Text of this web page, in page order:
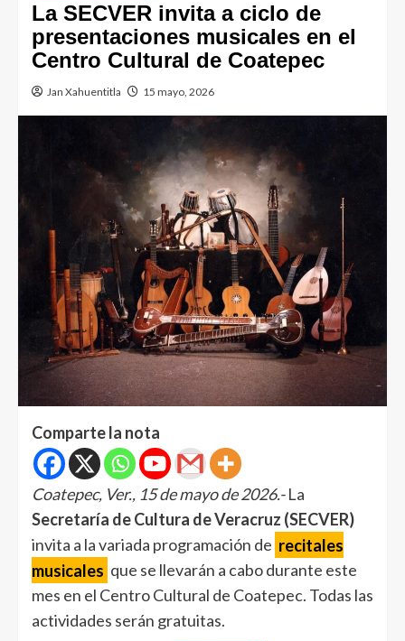
La SECVER invita a ciclo de
presentaciones musicales en el
Centro Cultural de Coatepec
Jan Xahuentitla 15 mayo, 2026
Comparte la nota
Coatepec, Ver., 15 de mayo de 2026.-La
Secretaría de Cultura de Veracruz (SECVER)
invita a la variada programación de recitales
musicales que se llevarán a cabo durante este
mes en el Centro Cultural de Coatepec. Todas las
actividades serán gratuitas.